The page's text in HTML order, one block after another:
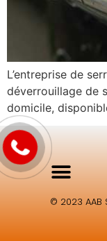
L’entreprise de
déverrouillage de
domicile,
© 2023 AAB